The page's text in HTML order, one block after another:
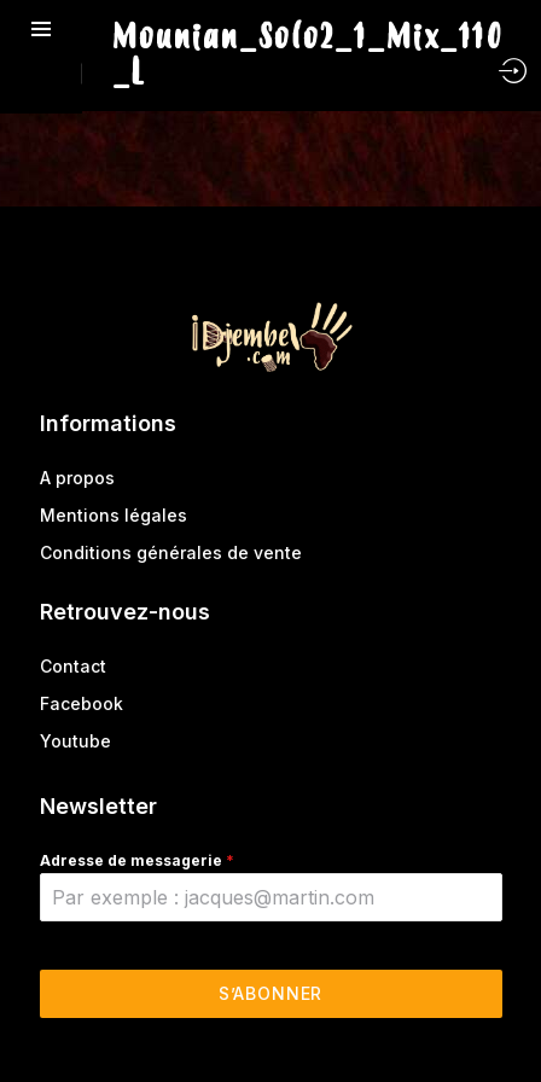
Mounian_Solo2_1_Mix_110
_L
Informations
A propos
Mentions légales
Conditions générales de vente
Retrouvez-nous
Contact
Facebook
Youtube
Newsletter
Adresse de messagerie *
S’ABONNER